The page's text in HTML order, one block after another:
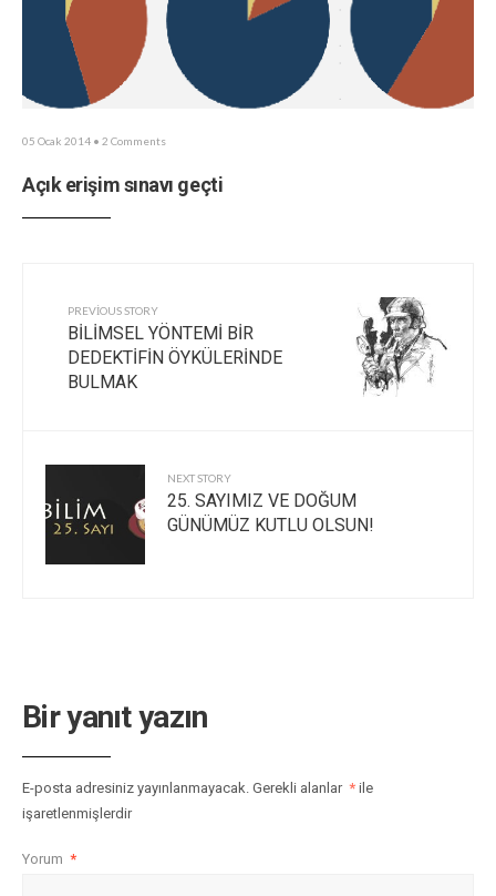
05 Ocak 2014 • 2 Comments
Açık erişim sınavı geçti
PREVIOUS STORY
BİLİMSEL YÖNTEMİ BİR
DEDEKTİFİN ÖYKÜLERİNDE
BULMAK
NEXT STORY
25. SAYIMIZ VE DOĞUM
GÜNÜMÜZ KUTLU OLSUN!
Bir yanıt yazın
E-posta adresiniz yayınlanmayacak. Gerekli alanlar * ile
işaretlenmişlerdir
Yorum *